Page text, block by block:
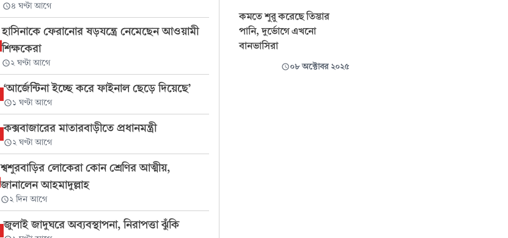
৪ ঘণ্টা আগে
হাসিনাকে ফেরানোর ষড়যন্ত্রে নেমেছেন আওয়ামী
শিক্ষকেরা
২ ঘণ্টা আগে
‘আর্জেন্টিনা ইচ্ছে করে ফাইনাল ছেড়ে দিয়েছে’
১ ঘণ্টা আগে
কক্সবাজারের মাতারবাড়ীতে প্রধানমন্ত্রী
২ ঘণ্টা আগে
শ্বশুরবাড়ির লোকেরা কোন শ্রেণির আত্মীয়,
জানালেন আহমাদুল্লাহ
২ দিন আগে
জুলাই জাদুঘরে অব্যবস্থাপনা, নিরাপত্তা ঝুঁকি
কমতে শুরু করেছে তিস্তার
পানি, দুর্ভোগে এখনো
বানভাসিরা
০৮ অক্টোবর ২০২৫